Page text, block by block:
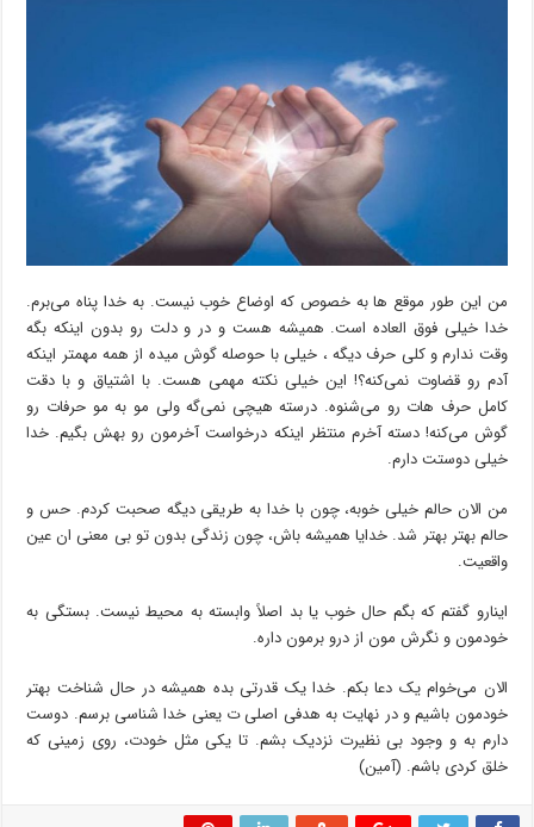
من این طور موقع ها به خصوص که اوضاع خوب نیست. به خدا پناه می‌برم.
خدا خیلی فوق العاده است. همیشه هست و در و دلت رو بدون اینکه بگه
وقت ندارم و کلی حرف دیگه ، خیلی با حوصله گوش میده از همه مهمتر اینکه
آدم رو قضاوت نمی‌کنه؟! این خیلی نکته مهمی هست. با اشتیاق و با دقت
کامل حرف هات رو می‌شنوه. درسته هیچی نمی‌گه ولی مو به مو حرفات رو
گوش می‌کنه! دسته آخرم منتظر اینکه درخواست آخرمون رو بهش بگیم. خدا
خیلی دوستت دارم.
من الان حالم خیلی خوبه، چون با خدا به طریقی دیگه صحبت کردم. حس و
حالم بهتر بهتر شد. خدایا همیشه باش، چون زندگی بدون تو بی معنی ان عین
واقعیت.
اینارو گفتم که بگم حال خوب یا بد اصلاً وابسته به محیط نیست. بستگی به
خودمون و نگرش مون از درو برمون داره.
الان می‌خوام یک دعا بکم. خدا یک قدرتی بده همیشه در حال شناخت بهتر
خودمون باشیم و در نهایت به هدفی اصلی ت یعنی خدا شناسی برسم. دوست
دارم به و وجود بی نظیرت نزدیک بشم. تا یکی مثل خودت، روی زمینی که
خلق کردی باشم. (آمین)